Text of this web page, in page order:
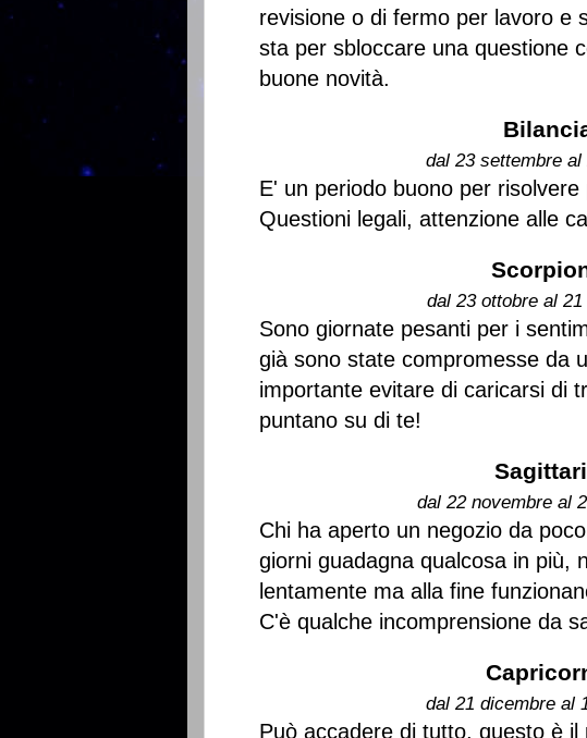
revisione o di fermo per lavoro e
sta per sbloccare una questione
buone novità.
dal 23 settembre al
E' un periodo buono per
Questioni legali, attenzione alle
dal 23 ottobre al
Sono giornate pesanti per i
già sono state compromesse da
importante evitare di caricarsi di
puntano su di te!
dal 22 novembre al
Chi ha aperto un negozio da
giorni guadagna qualcosa in più,
lentamente ma alla fine
C'è qualche incomprensione da
dal 21 dicembre al
Può accadere di tutto, questo è il